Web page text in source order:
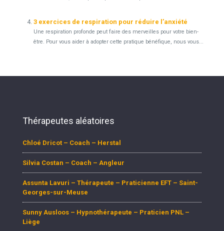
3 exercices de respiration pour réduire l’anxiété
Une respiration profonde peut faire des merveilles pour votre bien-
être. Pour vous aider à adopter cette pratique bénéfique, nous vous...
Thérapeutes aléatoires
Chloé Dricot – Coach – Herstal
Silvia Costan – Coach – Angleur
Assunta Lavuri – Thérapeute – Praticienne EFT – Saint-
Georges-sur-Meuse
Sunny Ausloos – Hypnothérapeute – Praticien PNL –
Liège